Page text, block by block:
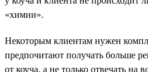
«химии».
Некоторым клиентам нужен
предпочитают получать больше
от коуча, а не только отвечать на